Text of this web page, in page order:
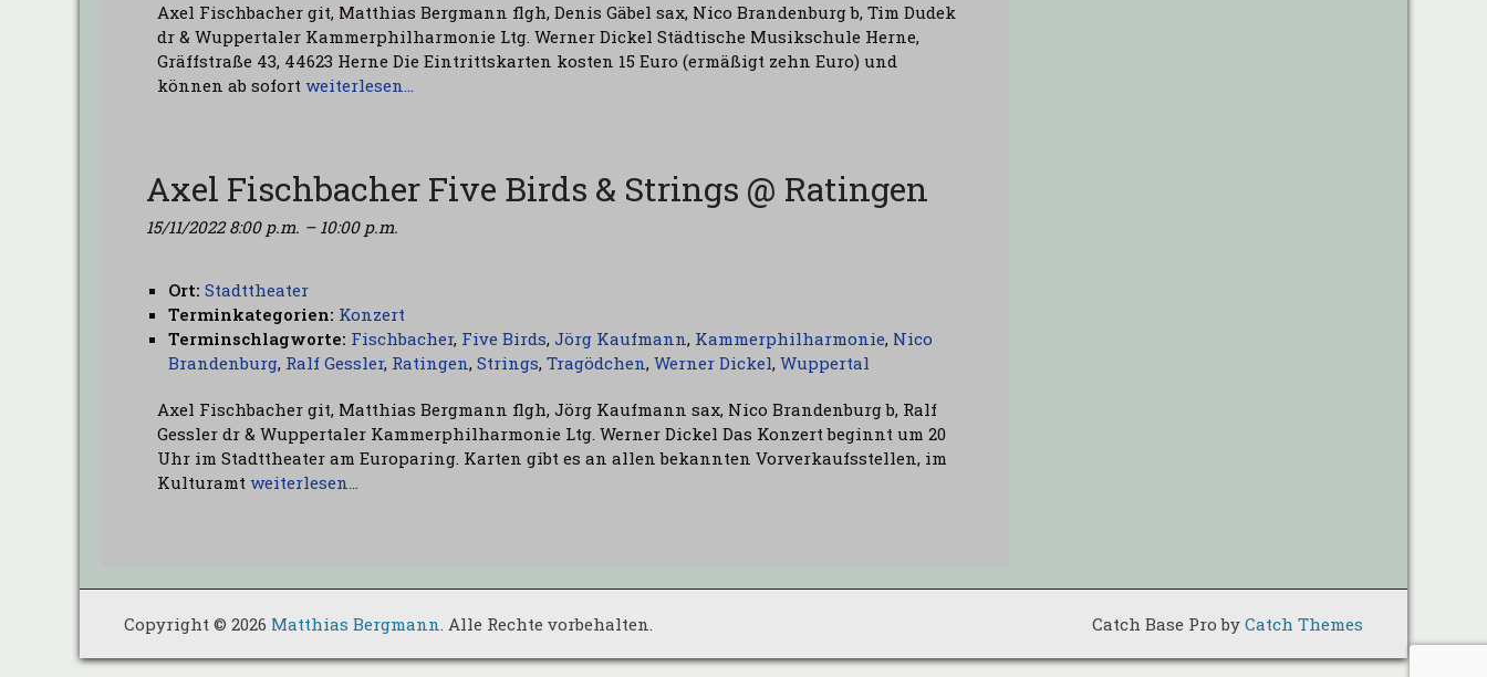
Axel Fischbacher git, Matthias Bergmann flgh, Denis Gäbel sax, Nico Brandenburg b, Tim Dudek
dr & Wuppertaler Kammerphilharmonie Ltg. Werner Dickel Städtische Musikschule Herne,
Gräffstraße 43, 44623 Herne Die Eintrittskarten kosten 15 Euro (ermäßigt zehn Euro) und
können ab sofort weiterlesen…
Axel Fischbacher Five Birds & Strings @ Ratingen
15/11/2022 8:00 p.m. – 10:00 p.m.
Ort: Stadttheater
Terminkategorien: Konzert
Terminschlagworte: Fischbacher, Five Birds, Jörg Kaufmann, Kammerphilharmonie, Nico
Brandenburg, Ralf Gessler, Ratingen, Strings, Tragödchen, Werner Dickel, Wuppertal
Axel Fischbacher git, Matthias Bergmann flgh, Jörg Kaufmann sax, Nico Brandenburg b, Ralf
Gessler dr & Wuppertaler Kammerphilharmonie Ltg. Werner Dickel Das Konzert beginnt um 20
Uhr im Stadttheater am Europaring. Karten gibt es an allen bekannten Vorverkaufsstellen, im
Kulturamt weiterlesen…
Copyright © 2026 Matthias Bergmann. Alle Rechte vorbehalten. Catch Base Pro by Catch Themes